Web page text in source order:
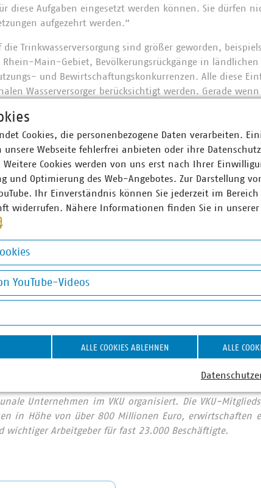
diese Aufgaben eingesetzt werden können. Sie dürfen
aufgezehrt werden.“
die Trinkwasserversorgung sind größer geworden,
Rhein-Main-Gebiet, Bevölkerungsrückgänge in ländlichen
und Bewirtschaftungskonkurrenzen. Alle diese
Wasserversorger berücksichtigt werden. Gerade
gewünschten Nutzungen ausreichend ist und damit
vorrangig sicherzustellen“, verdeutlicht
und trockenen Witterung der vergangenen Jahre auf
Stärkung von Versorgungsverbünden, wie es sie im
um mögliche Engpässe aufzufangen und die
in bester Qualität zu versorgen. Verbunden mit der
einigen Bereichen wird so eine klimaunabhängigere
der Hessenwasser GmbH & Co. KG und
der Mittelhessischen Wasserbetriebe (MWB) mit Sitz in
bei Starkregenereignissen das Wasser in der Stadt zu
ist ein wesentlicher Baustein der Klimaanpassung.
werden. Die multifunktionale Flächennutzung
Böden, reduziert die Gefahr von Überflutungen bei
Hitzemonaten. Darüber hinaus leistet sie einen Beitrag
Unternehmen im VKU organisiert. Die VKU-
in Höhe von über 800 Millionen Euro, erwirtschaften
wichtiger Arbeitgeber für fast 23.000 Beschäftigte.
Cookies, die personenbezogene Daten verarbeiten.
Webseite fehlerfrei anbieten oder ihre
Cookies werden von uns erst nach Ihrer
und Optimierung des Web-Angebotes. Zur Darstellung
Ihr Einverständnis können Sie jederzeit im
widerrufen. Nähere Informationen finden Sie in unserer
.
YouTube-Videos
Videos
ALLE COOKIES ABLEHNEN ALLE